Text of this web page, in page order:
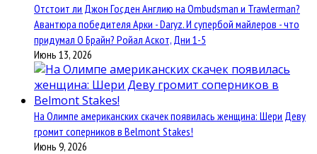
Отстоит ли Джон Госден Англию на Ombudsman и Trawlerman?
Авантюра победителя Арки - Daryz. И супербой майлеров - что
придумал О Брайн? Ройал Аскот, Дни 1-5
Июнь 13, 2026
На Олимпе американских скачек появилась женщина: Шери Деву
громит соперников в Belmont Stakes!
Июнь 9, 2026